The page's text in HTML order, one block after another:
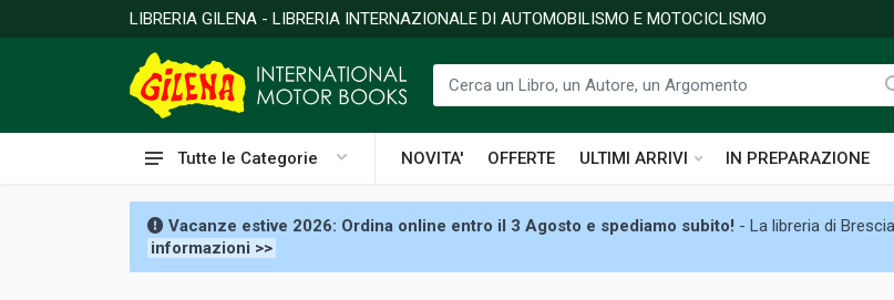
LIBRERIA GILENA - LIBRERIA INTERNAZIONALE DI AUTOMOBILISMO E MOTOCICLISMO
Tutte le Categorie NOVITA' OFFERTE ULTIMI ARRIVI IN PREPARAZIONE
Vacanze estive 2026: Ordina online entro il 3 Agosto e spediamo subito! - La libreria di
informazioni >>